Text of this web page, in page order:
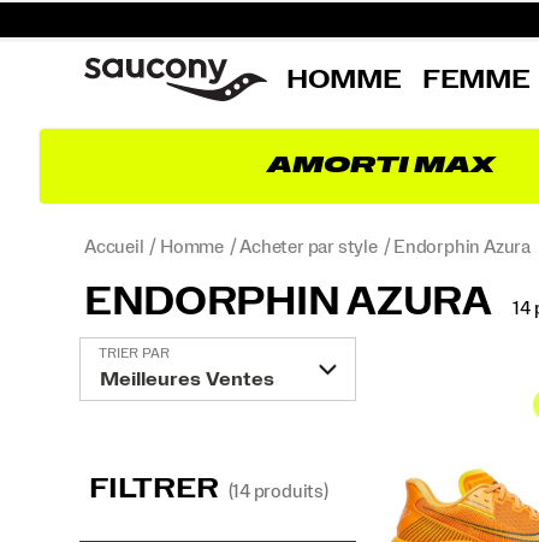
HOMME FEMME
AMORTI MAX
Accueil Homme Acheter par style Endorphin Azura
ENDORPHIN AZURA 14
TRIER PAR
FILTRER (14 produits)